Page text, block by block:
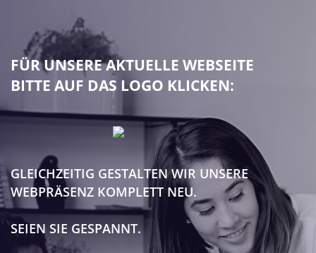
FÜR UNSERE AKTUELLE WEBSEITE
BITTE AUF DAS LOGO KLICKEN:
GLEICHZEITIG GESTALTEN WIR UNSERE
WEBPRÄSENZ KOMPLETT NEU.
SEIEN SIE GESPANNT.